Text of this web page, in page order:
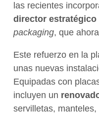
las recientes
director estratégico
packaging, que
Este refuerzo en la
unas nuevas
Equipadas con
incluyen un
servilletas,